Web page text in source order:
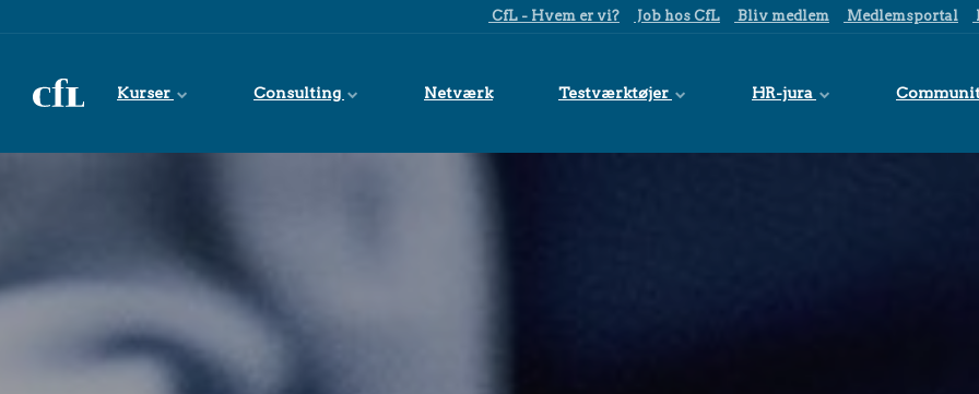
CfL - Hvem er vi? Job hos CfL Bliv medlem Medlemsportal
Kurser Consulting Netværk Testværktøjer HR-jura